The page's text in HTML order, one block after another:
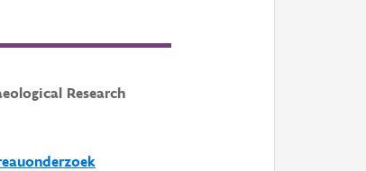
Research